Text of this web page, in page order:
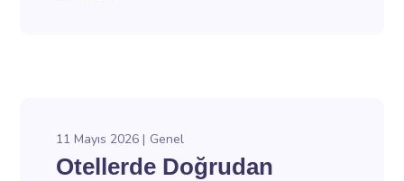
11 Mayıs 2026 Genel
Otellerde Doğrudan